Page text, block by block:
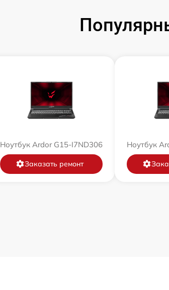
Ноутбук Ardor G15-I7ND306
Заказать ремонт
Ноутбук